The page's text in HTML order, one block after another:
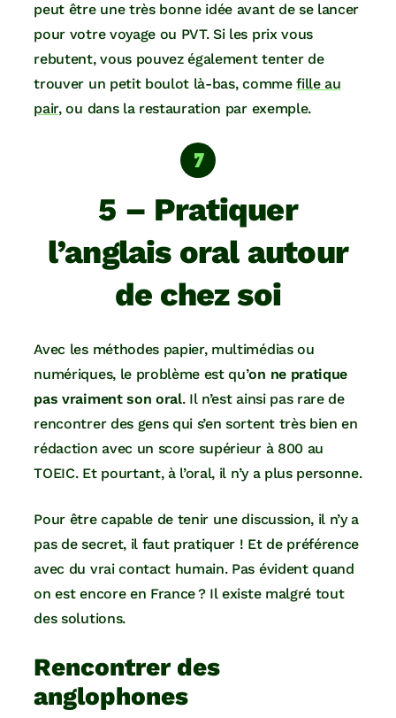
peut être une très bonne idée avant de se lancer
pour votre voyage ou PVT. Si les prix vous
rebutent, vous pouvez également tenter de
trouver un petit boulot là-bas, commefille au
pair, ou dans la restauration par exemple.
5 – Pratiquer
l’anglais oral autour
de chez soi
Avec les méthodes papier, multimédias ou
numériques, le problème est qu’on ne pratique
pas vraiment son oral. Il n’est ainsi pas rare de
rencontrer des gens qui s’en sortent très bien en
rédaction avec un score supérieur à 800 au
TOEIC. Et pourtant, à l’oral, il n’y a plus personne.
Pour être capable de tenir une discussion, il n’y a
pas de secret, il faut pratiquer ! Et de préférence
avec du vrai contact humain. Pas évident quand
on est encore en France ? Il existe malgré tout
des solutions.
Rencontrer des
anglophones